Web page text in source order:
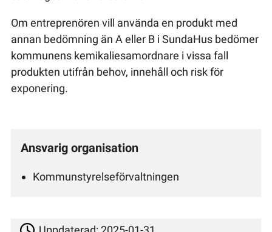
Om entreprenören vill använda en produkt med
annan bedömning än A eller B i SundaHus bedömer
kommunens kemikaliesamordnare i vissa fall
produkten utifrån behov, innehåll och risk för
exponering.
Ansvarig organisation
Kommunstyrelseförvaltningen